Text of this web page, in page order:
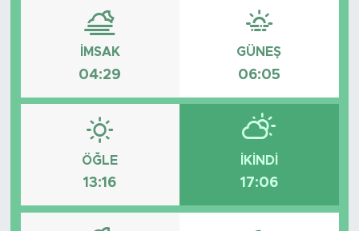
İMSAK
04:29
GÜNEŞ
06:05
ÖĞLE
13:16
İKINDI
17:06